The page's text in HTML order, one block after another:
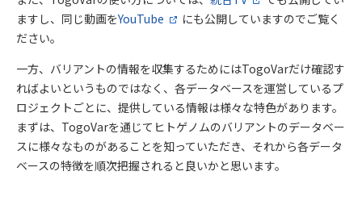
ますし、同じ動画をYouTube
にも公開していますのでご覧く
ださい。
一方、バリアントの情報を収集するためにはTogoVarだけ確認す
ればよいというものではなく、各データベースを運営しているプ
ロジェクトごとに、提供している情報は様々な特色があります。
まずは、TogoVarを通じてヒトゲノムのバリアントのデータベー
スに様々なものがあることを知っていただき、それから各データ
ベースの特徴を順次把握されると良いかと思います。